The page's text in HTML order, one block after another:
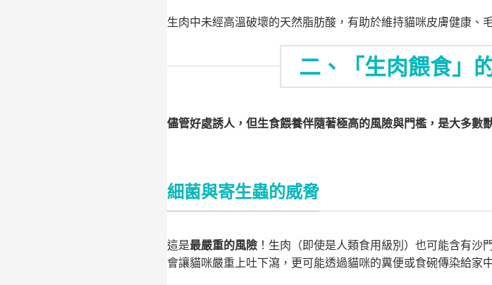
生肉中未經高溫破壞的天然脂肪酸，有助於維持貓咪皮膚健康、
二、「生肉餵食」
儘管好處誘人，但生食餵養伴隨著極高的風險與門檻，是大多數
細菌與寄生蟲的威脅
這是最嚴重的風險 ！生肉（即使是人類食用級別）也可能含有
會讓貓咪嚴重上吐下瀉，更可能透過貓咪的糞便或食碗傳染給家